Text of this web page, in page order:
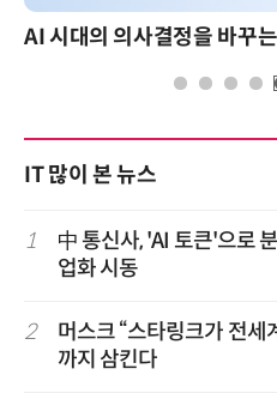
IT 많이 본 뉴스
1
中 통신사, 'AI 토큰'으로
업화 시동
2
머스크 “스타링크가 전
까지 삼킨다